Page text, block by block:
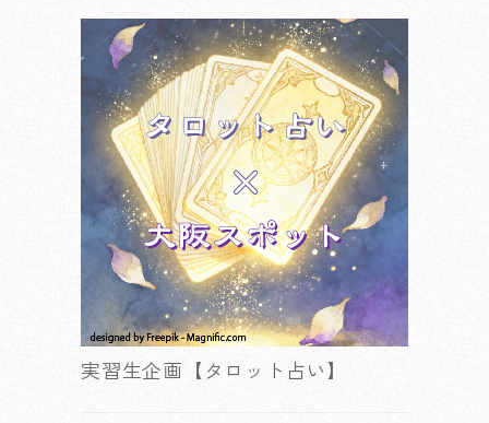
実習生企画【タロット占い】